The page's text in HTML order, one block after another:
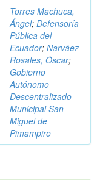
Torres Machuca,
Ángel; Defensoría
Pública del
Ecuador; Narváez
Rosales, Óscar;
Gobierno
Autónomo
Descentralizado
Municipal San
Miguel de
Pimampiro